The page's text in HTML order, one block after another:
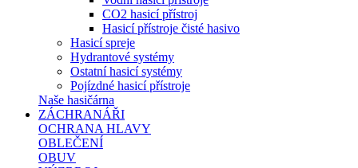
CO2 hasicí přístroj
Hasicí přístroje čisté hasivo
Hasicí spreje
Hydrantové systémy
Ostatní hasicí systémy
Pojízdné hasicí přístroje
Naše hasičárna
ZÁCHRANÁŘI
OCHRANA HLAVY
OBLEČENÍ
OBUV